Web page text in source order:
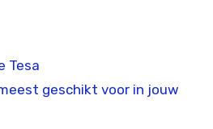
Tesa
geschikt voor in jouw